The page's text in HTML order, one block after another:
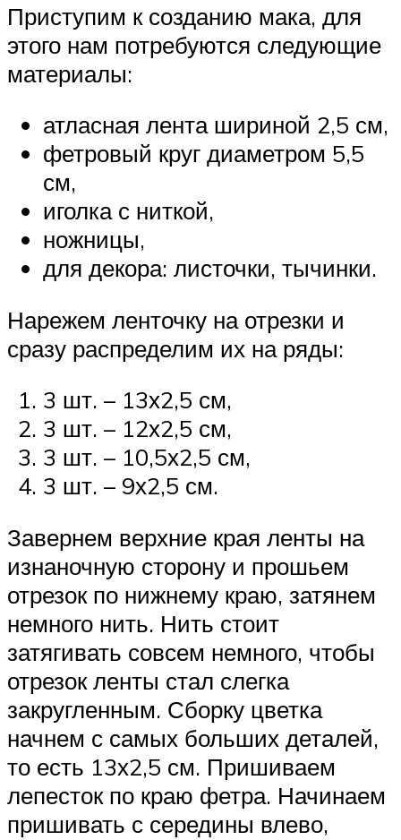
Приступим к созданию мака, для
этого нам потребуются следующие
материалы:
атласная лента шириной 2,5 см,
фетровый круг диаметром 5,5
см,
иголка с ниткой,
ножницы,
для декора: листочки, тычинки.
Нарежем ленточку на отрезки и
сразу распределим их на ряды:
3 шт. – 13х2,5 см,
3 шт. – 12х2,5 см,
3 шт. – 10,5х2,5 см,
3 шт. – 9х2,5 см.
Завернем верхние края ленты на
изнаночную сторону и прошьем
отрезок по нижнему краю, затянем
немного нить. Нить стоит
затягивать совсем немного, чтобы
отрезок ленты стал слегка
закругленным. Сборку цветка
начнем с самых больших деталей,
то есть 13х2,5 см. Пришиваем
лепесток по краю фетра. Начинаем
пришивать с середины влево,